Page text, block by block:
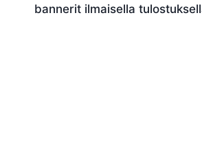
bannerit ilmaisella